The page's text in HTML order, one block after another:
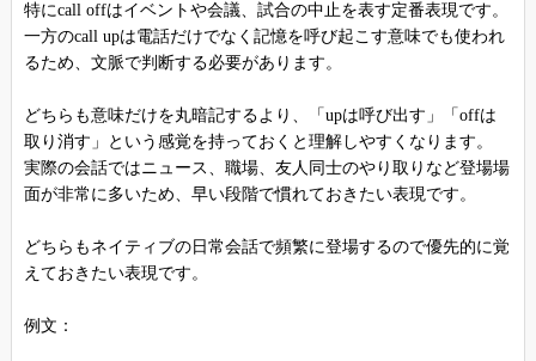
特にcall offはイベントや会議、試合の中止を表す定番表現です。
一方のcall upは電話だけでなく記憶を呼び起こす意味でも使われ
るため、文脈で判断する必要があります。
どちらも意味だけを丸暗記するより、「upは呼び出す」「offは
取り消す」という感覚を持っておくと理解しやすくなります。
実際の会話ではニュース、職場、友人同士のやり取りなど登場場
面が非常に多いため、早い段階で慣れておきたい表現です。
どちらもネイティブの日常会話で頻繁に登場するので優先的に覚
えておきたい表現です。
例文：